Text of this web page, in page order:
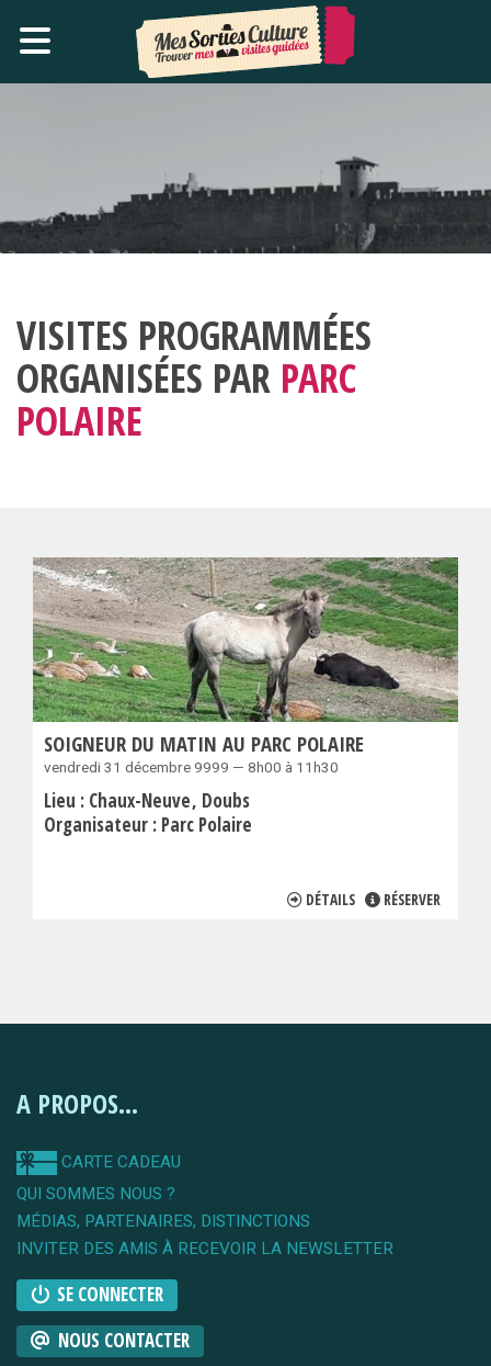
VISITES PROGRAMMÉES
ORGANISÉES PAR PARC
POLAIRE
SOIGNEUR DU MATIN AU PARC POLAIRE
vendredi 31 décembre 9999 — 8h00 à 11h30
Lieu : Chaux-Neuve Doubs
Organisateur : Parc Polaire
DÉTAILS RÉSERVER
A PROPOS...
CARTE CADEAU
QUI SOMMES NOUS ?
MÉDIAS, PARTENAIRES, DISTINCTIONS
INVITER DES AMIS À RECEVOIR LA NEWSLETTER
SE CONNECTER
NOUS CONTACTER